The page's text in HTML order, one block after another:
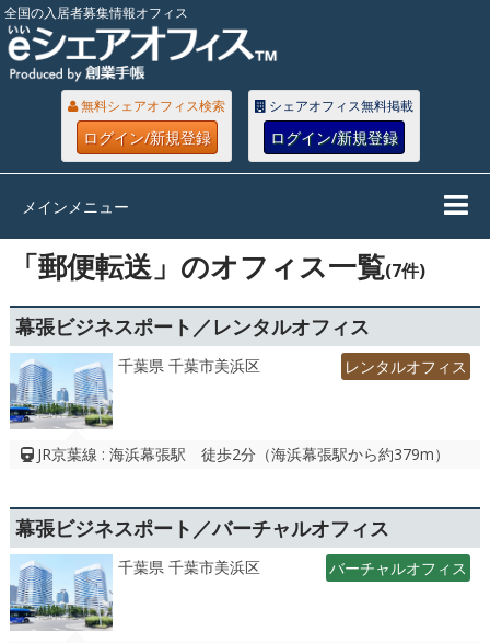
全国の入居者募集情報オフィス
無料シェアオフィス検索
ログイン/新規登録
シェアオフィス無料掲載
ログイン/新規登録
メインメニュー
「郵便転送」のオフィス一覧(7件)
幕張ビジネスポート／レンタルオフィス
千葉県 千葉市美浜区 レンタルオフィス
JR京葉線 : 海浜幕張駅 徒歩2分（海浜幕張駅から約379m）
幕張ビジネスポート／バーチャルオフィス
千葉県 千葉市美浜区 バーチャルオフィス